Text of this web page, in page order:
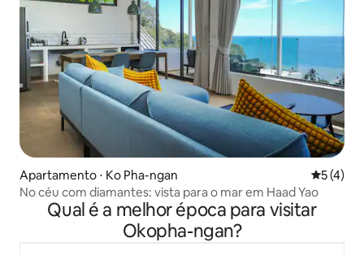
Apartamento ⋅ Ko Pha-ngan 5 de
5 (4)
No céu com diamantes: vista para o mar em Haad Yao
Qual é a melhor época para visitar
Okopha-ngan?